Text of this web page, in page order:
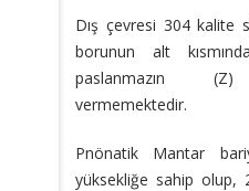
Dış çevresi 304 kalite
borunun alt
paslanmazın (Z)
vermemektedir.
Pnönatik Mantar
yüksekliğe sahip olup,